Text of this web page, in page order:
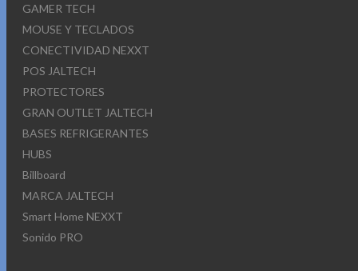
GAMER TECH
MOUSE Y TECLADOS
CONECTIVIDAD NEXXT
POS JALTECH
PROTECTORES
GRAN OUTLET JALTECH
BASES REFRIGERANTES
HUBS
Billboard
MARCA JALTECH
Smart Home NEXXT
Sonido PRO